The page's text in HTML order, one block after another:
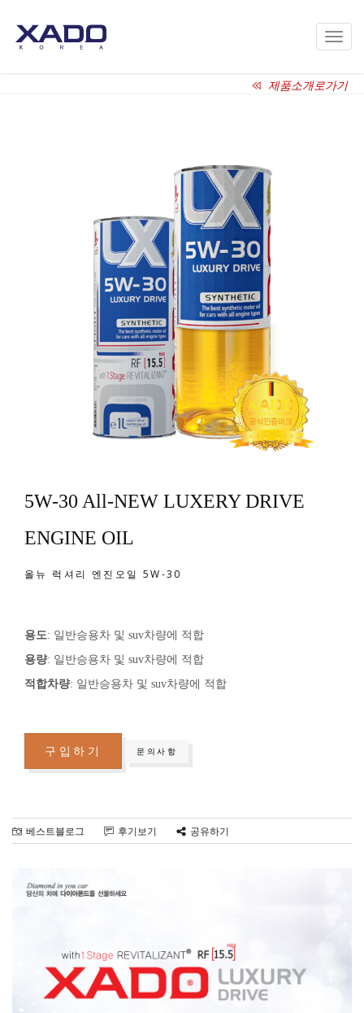
제품소개로가기
5W-30 All-NEW LUXERY DRIVE
ENGINE OIL
올뉴 럭셔리 엔진오일 5W-30
용도: 일반승용차 및 suv차량에 적합
용량: 일반승용차 및 suv차량에 적합
적합차량: 일반승용차 및 suv차량에 적합
구입하기 문의사항
베스트블로그 후기보기 공유하기